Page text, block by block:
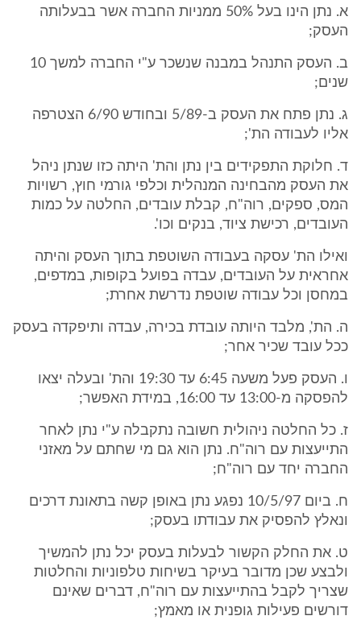
א. נתן הינו בעל 50% ממניות החברה אשר בבעלותה
העסק;
ב. העסק התנהל במבנה שנשכר ע"י החברה למשך 10
שנים;
ג. נתן פתח את העסק ב-5/89 ובחודש 6/90 הצטרפה
אליו לעבודה הת';
ד. חלוקת התפקידים בין נתן והת' היתה כזו שנתן ניהל
את העסק מהבחינה המנהלית וכלפי גורמי חוץ, רשויות
המס, ספקים, רוה"ח, קבלת עובדים, החלטה על כמות
העובדים, רכישת ציוד, בנקים וכו'.
ואילו הת' עסקה בעבודה השוטפת בתוך העסק והיתה
אחראית על העובדים, עבדה בפועל בקופות, במדפים,
במחסן וכל עבודה שוטפת נדרשת אחרת;
ה. הת', מלבד היותה עובדת בכירה, עבדה ותיפקדה בעסק
ככל עובד שכיר אחר;
ו. העסק פעל משעה 6:45 עד 19:30 והת' ובעלה יצאו
להפסקה מ-13:00 עד 16:00, במידת האפשר;
ז. כל החלטה ניהולית חשובה נתקבלה ע"י נתן לאחר
התייעצות עם רוה"ח. נתן הוא גם מי שחתם על מאזני
החברה יחד עם רוה"ח;
ח. ביום 10/5/97 נפגע נתן באופן קשה בתאונת דרכים
ונאלץ להפסיק את עבודתו בעסק;
ט. את החלק הקשור לבעלות בעסק יכל נתן להמשיך
ולבצע שכן מדובר בעיקר בשיחות טלפוניות והחלטות
שצריך לקבל בהתייעצות עם רוה"ח, דברים שאינם
דורשים פעילות גופנית או מאמץ;